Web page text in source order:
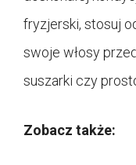
fryzjerski, stosuj
swoje włosy
suszarki czy
Zobacz także: